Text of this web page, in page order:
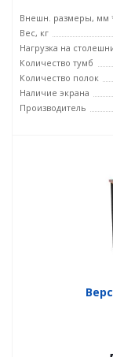
Внешн. размеры, мм
Вес, кг
Нагрузка на
Количество тумб
Количество полок
Наличие экрана
Производитель